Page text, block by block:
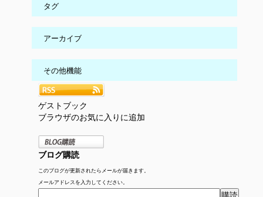
タグ
アーカイブ
その他機能
ゲストブック
ブラウザのお気に入りに追加
ブログ購読
このブログが更新されたらメールが届きます。
メールアドレスを入力してください。